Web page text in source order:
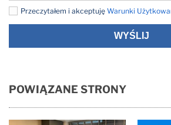
Przeczytałem i akceptuję Warunki
WYŚLIJ
POWIĄZANE STRONY